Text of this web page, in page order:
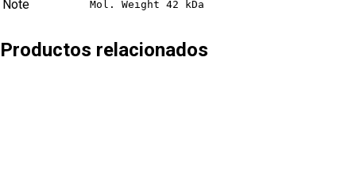
Note Mol. Weight 42 kDa
Productos relacionados